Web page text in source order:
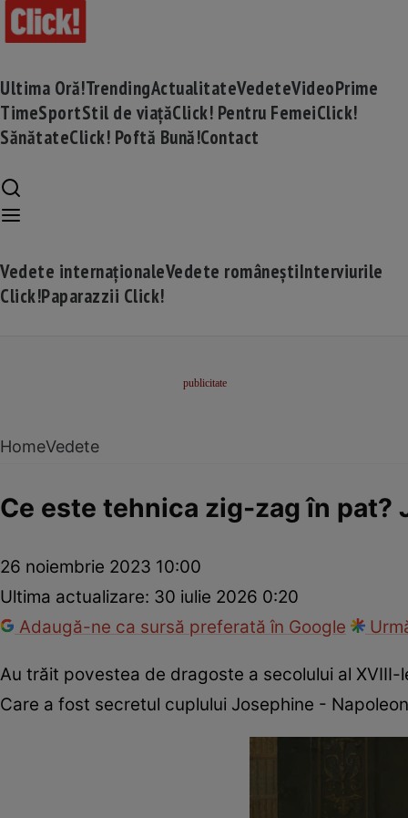
Ultima Oră!TrendingActualitateVedeteVideoPrime
TimeSportStil de viațăClick! Pentru FemeiClick!
SănătateClick! Poftă Bună!Contact
Vedete internaționaleVedete româneștiInterviurile
Click!Paparazzii Click!
HomeVedete
Ce este tehnica zig-zag în pat?
26 noiembrie 2023 10:00
Ultima actualizare: 30 iulie 2026 0:20
Adaugă-ne ca sursă preferată în Google
Au trăit povestea de dragoste a secolului al
Care a fost secretul cuplului Josephine -